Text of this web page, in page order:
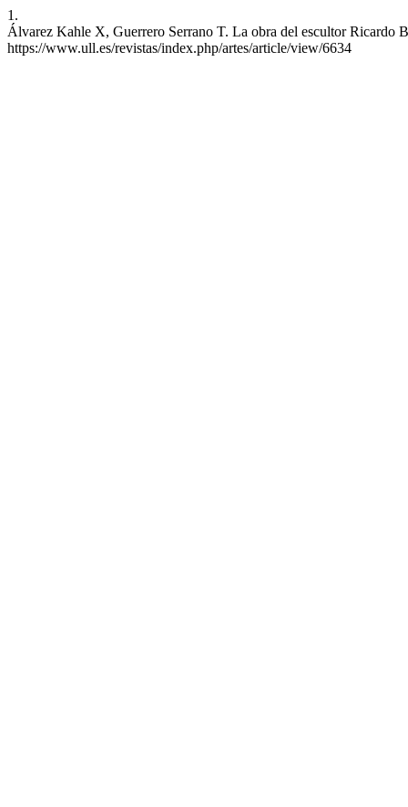
1.
Álvarez Kahle X, Guerrero Serrano T. La obra del escultor
https://www.ull.es/revistas/index.php/artes/article/view/6634